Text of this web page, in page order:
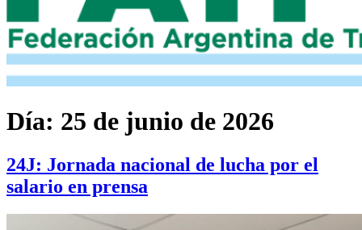
Día: 25 de junio de 2026
24J: Jornada nacional de lucha por el
salario en prensa